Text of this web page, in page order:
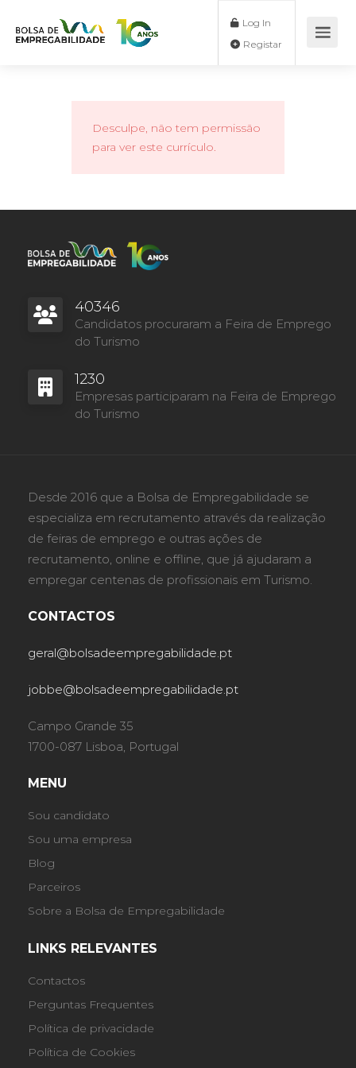
Log In
Desculpe, não tem permissão
para ver este currículo.
40346
Candidatos procuraram a Feira de Emprego
do Turismo
1230
Empresas participaram na Feira de Emprego
do Turismo
Desde 2016 que a Bolsa de Empregabilidade se
especializa em recrutamento através da realização
de feiras de emprego e outras ações de
recrutamento, online e offline, que já ajudaram a
empregar centenas de profissionais em Turismo.
CONTACTOS
geral@bolsadeempregabilidade.pt
jobbe@bolsadeempregabilidade.pt
Campo Grande 35
1700-087 Lisboa, Portugal
MENU
Sou candidato
Sou uma empresa
Blog
Parceiros
Sobre a Bolsa de Empregabilidade
LINKS RELEVANTES
Contactos
Perguntas Frequentes
Política de privacidade
Política de Cookies